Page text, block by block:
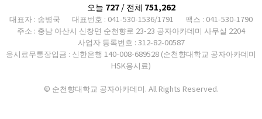
오늘 727/ 전체 751,262
대표자 : 송병국 대표번호 : 041-530-1536/1791
팩스 : 041-530-1790
주소 : 충남 아산시 신창면 순천향로 23-23 공자아카데미 사무실 2204
사업자 등록번호 : 312-82-00587
응시료무통장입금 : 신한은행 140-008-689528 (순천향대학교 공자아카데미
HSK응시료)
© 순천향대학교 공자아카데미. All Rights Reserved.